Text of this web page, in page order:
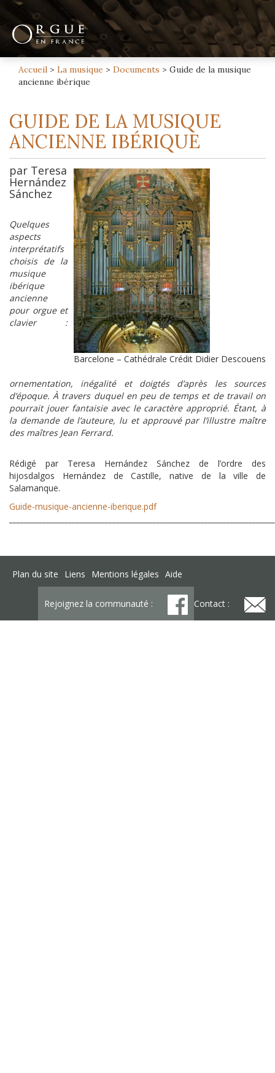
Accueil > La musique > Documents > Guide de la musique
ancienne ibérique
GUIDE DE LA MUSIQUE
ANCIENNE IBÉRIQUE
Barcelone – Cathédrale Crédit Didier Descouens
par Teresa
Hernández
Sánchez
Quelques
aspects
interprétatifs
choisis de la
musique
ibérique
ancienne
pour orgue et
clavier :
ornementation, inégalité et doigtés d’après les sources
d’époque. À travers duquel en peu de temps et de travail on
pourrait jouer fantaisie avec le caractère approprié. Étant, à
la demande de l’auteure, lu et approuvé par l’illustre maître
des maîtres Jean Ferrard.
Rédigé par Teresa Hernández Sánchez de l’ordre des
hijosdalgos Hernández de Castille, native de la ville de
Salamanque.
Guide-musique-ancienne-iberique.pdf
Plan du site Liens Mentions légales Aide
Rejoignez la communauté : Contact :